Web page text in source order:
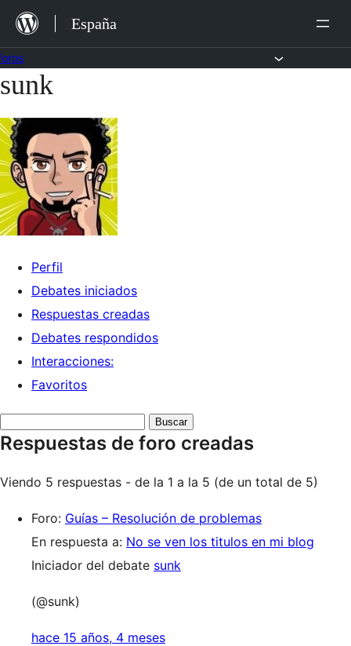
Saltar
contenido
España
Saltar
contenido
sunk
Perfil
Debates iniciados
Respuestas creadas
Debates respondidos
Interacciones:
Favoritos
respuestas:
Respuestas de foro creadas
Viendo 5 respuestas - de la 1 a la 5 (de un total de 5)
Foro: Guías – Resolución de problemas
En respuesta a: No se ven los titulos en mi blog
Iniciador del debate sunk
(@sunk)
hace 15 años, 4 meses